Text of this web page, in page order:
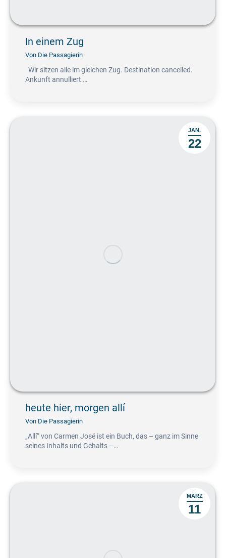
In einem Zug
Von Die Passagierin
Wir sitzen alle im gleichen Zug. Destination cancelled.
Ankunft annulliert …
JAN.
22
heute hier, morgen allí
Von Die Passagierin
„Allí“ von Carmen José ist ein Buch, das – ganz im Sinne
seines Inhalts und Gehalts –…
MÄRZ
11